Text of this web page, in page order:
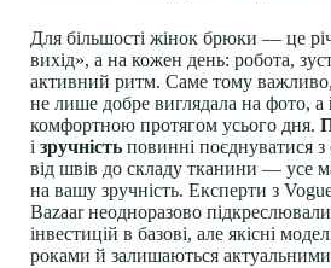
Для більшості жінок брюки — це
вихід», а на кожен день: робота,
активний ритм. Саме тому
не лише добре виглядала на фото, а
комфортною протягом усього дня.
і зручність повинні поєднуватися з
від швів до складу тканини — усе
на вашу зручність. Експерти з
Bazaar неодноразово
інвестицій в базові, але якісні
роками й залишаються